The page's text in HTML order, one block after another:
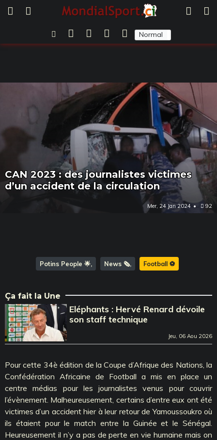
Normal
CAN 2023 : des journalistes victimes
d’un accident de la circulation
Mer, 24 Jan 2024 92
Potins People 🌟 News 🗞️ Football ⚽️
Ça fait la Une
Eléphants : Hervé Renard dévoile
son staff technique
Jeu, 06 Aou 2026
Pour cette 34è édition de la Coupe d’Afrique des Nations, la
Confédération Africaine de Football a mis en place un
centre médias pour les journalistes venus pour couvrir
l’évènement. Malheureusement, certains d’entre eux ont été
victimes d’un accident hier à leur retour de Yamoussoukro où
ils étaient pour le match entre la Guinée et le Sénégal.
Heureusement il n’y a pas de perte en vie humaine mais on